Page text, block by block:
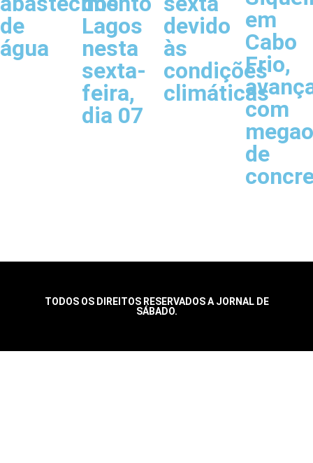
de
água
Lagos
nesta
sexta-
feira,
dia 07
devido
às
condições
climáticas
em
Cabo
Frio,
com
de
TODOS OS DIREITOS RESERVADOS A JORNAL DE
SÁBADO.